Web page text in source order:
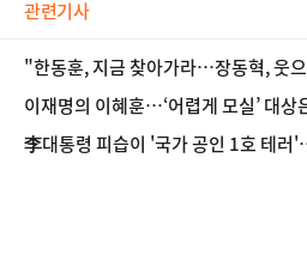
관련기사
"한동훈, 지금 찾아가라…장동혁, 웃
이재명의 이혜훈…‘어렵게 모실’ 대상
李대통령 피습이 '국가 공인 1호 테